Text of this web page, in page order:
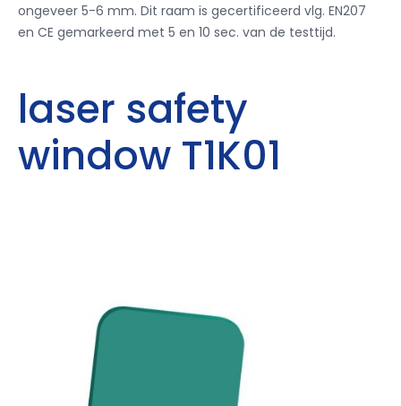
ongeveer 5-6 mm. Dit raam is gecertificeerd vlg. EN207
en CE gemarkeerd met 5 en 10 sec. van de testtijd.
laser safety
window T1K01